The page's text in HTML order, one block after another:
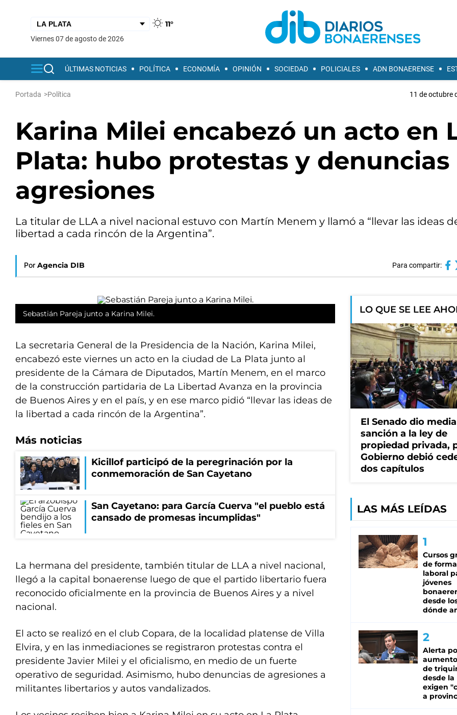
11°
viernes 07 de agosto de 2026
ÚLTIMAS NOTICIAS POLÍTICA ECONOMÍA OPINIÓN SOCIEDAD POLICIALES ADN BONAERENSE
Portada >Política 11 de octubre
Karina Milei encabezó un acto en
Plata: hubo protestas y denuncias
agresiones
La titular de LLA a nivel nacional estuvo con Martín Menem y llamó a “llevar las ideas
libertad a cada rincón de la Argentina”.
Por Agencia DIB Para compartir:
Sebastián Pareja junto a Karina Milei.
La secretaria General de la Presidencia de la Nación, Karina Milei,
encabezó este viernes un acto en la ciudad de La Plata junto al
presidente de la Cámara de Diputados, Martín Menem, en el marco
de la construcción partidaria de La Libertad Avanza en la provincia
de Buenos Aires y en el país, y en ese marco pidió “llevar las ideas de
la libertad a cada rincón de la Argentina”.
Más noticias
Kicillof participó de la peregrinación por la
conmemoración de San Cayetano
San Cayetano: para García Cuerva "el pueblo está
cansado de promesas incumplidas"
La hermana del presidente, también titular de LLA a nivel nacional,
llegó a la capital bonaerense luego de que el partido libertario fuera
reconocido oficialmente en la provincia de Buenos Aires y a nivel
nacional.
El acto se realizó en el club Copara, de la localidad platense de Villa
Elvira, y en las inmediaciones se registraron protestas contra el
presidente Javier Milei y el oficialismo, en medio de un fuerte
operativo de seguridad. Asimismo, hubo denuncias de agresiones a
militantes libertarios y autos vandalizados.
LO QUE SE LEE
El Senado dio media
sanción a la ley de
propiedad privada,
Gobierno debió
dos capítulos
LAS MÁS LEÍDAS
Cursos
de
laboral
jóvenes
desde
dónde
Alerta
de
desde la
exigen
a